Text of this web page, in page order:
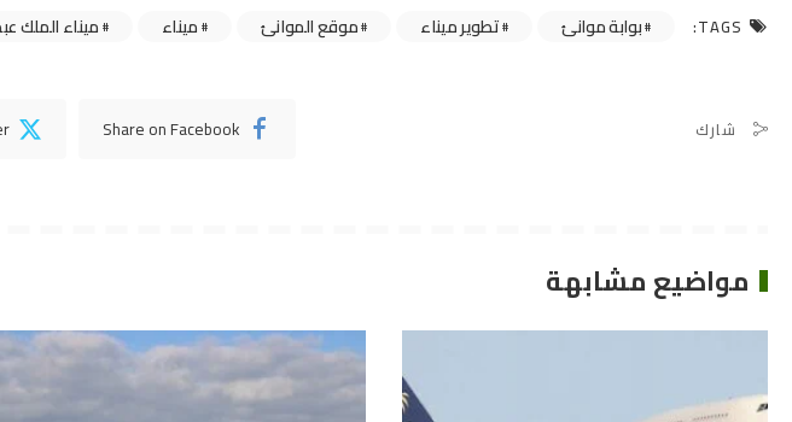
TAGS: بوابة موانئ تطوير ميناء موقع الموانئ ميناء ميناء الملك
شارك Share on Facebook
مواضيع مشابهة